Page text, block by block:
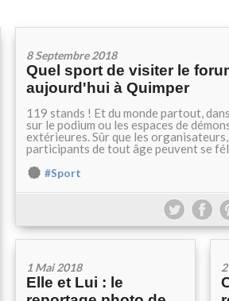
8 Septembre 2018
Quel sport de visiter le
aujourd'hui à Quimper
119 stands ! Et du monde partout,
sur le podium ou les espaces de
extérieures. Sûr que les
participants de tout âge peuvent se
#Sport
1 Mai 2018
Elle et Lui : le